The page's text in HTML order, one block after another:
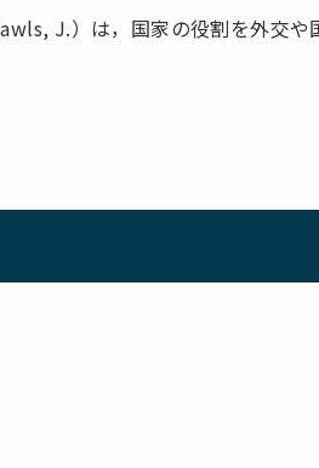
J.）は，国家の役割を外交